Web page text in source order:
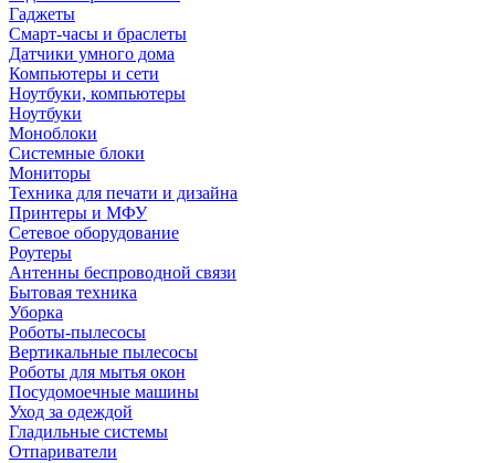
Гаджеты
Смарт-часы и браслеты
Датчики умного дома
Компьютеры и сети
Ноутбуки, компьютеры
Ноутбуки
Моноблоки
Системные блоки
Мониторы
Техника для печати и дизайна
Принтеры и МФУ
Сетевое оборудование
Роутеры
Антенны беспроводной связи
Бытовая техника
Уборка
Роботы-пылесосы
Вертикальные пылесосы
Роботы для мытья окон
Посудомоечные машины
Уход за одеждой
Гладильные системы
Отпариватели